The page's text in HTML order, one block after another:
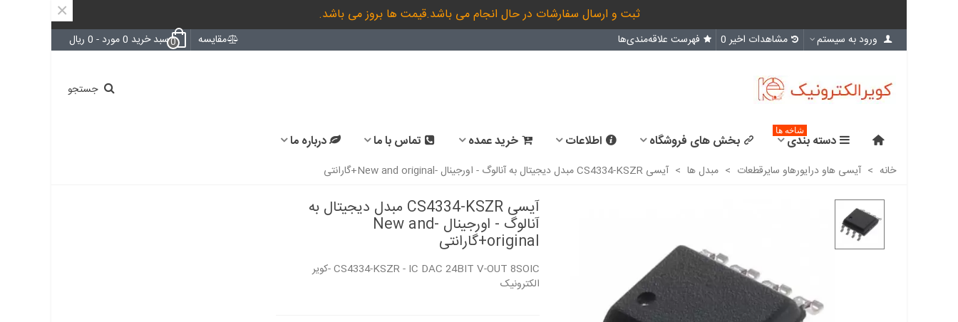
ثبت و ارسال سفارشات در حال انجام می باشد.قیمت ها بروز می باشد. ×
ورود به سیستم مشاهدات اخیر 0 فهرست علاقه‌مندی‌ها مقایسه 0سبد خرید 0مورد - 0 ریال
جستجو
دسته بندی
شاخه ها
بخش های فروشگاه اطلاعات خرید عمده تماس با ما درباره ما
خانه > آیسی هاو درایورهاو سایرقطعات > مبدل ها > آیسی CS4334-KSZR مبدل دیجیتال به آنالوگ - اورجینال -New and original+گارانتی
آیسی CS4334-KSZR مبدل دیجیتال به
آنالوگ - اورجینال -New and
original+گارانتی
CS4334-KSZR - IC DAC 24BIT V-OUT 8SOIC -کویر
الکترونیک